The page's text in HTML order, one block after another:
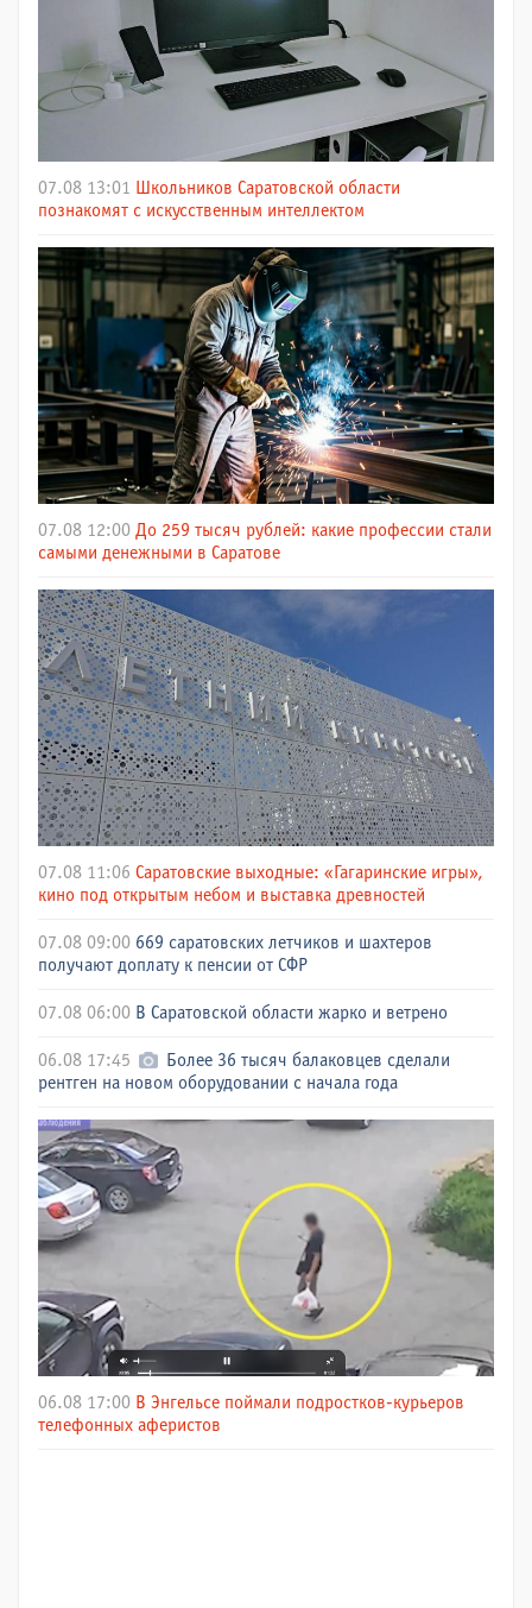
07.08 13:01
Школьников Саратовской области
познакомят с искусственным интеллектом
07.08 12:00 До 259 тысяч рублей: какие профессии стали
самыми денежными в Саратове
07.08 11:06 Саратовские выходные: «Гагаринские игры»,
кино под открытым небом и выставка древностей
07.08 09:00 669 саратовских летчиков и шахтеров
получают доплату к пенсии от СФР
07.08 06:00 В Саратовской области жарко и ветрено
06.08 17:45
Более 36 тысяч балаковцев сделали
рентген на новом оборудовании с начала года
06.08 17:00 В Энгельсе поймали подростков-курьеров
телефонных аферистов